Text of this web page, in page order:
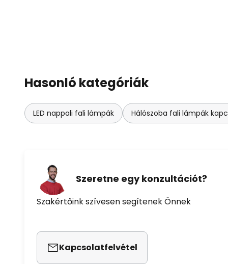
Hasonló kategóriák
LED nappali fali lámpák Hálószoba fali lámpák
Szeretne egy konzultációt?
Szakértőink szívesen segítenek Önnek
Kapcsolatfelvétel